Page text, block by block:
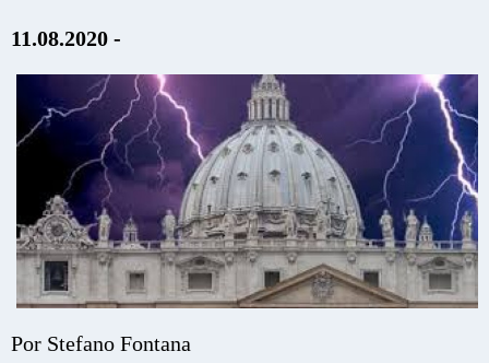
11.08.2020 -
Por Stefano Fontana